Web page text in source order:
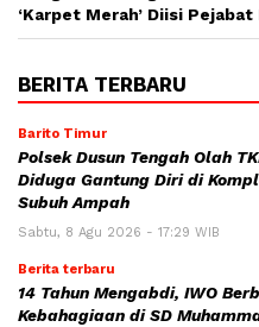
‘Karpet Merah’ Diisi Pejabat
BERITA TERBARU
Barito Timur
Polsek Dusun Tengah Olah
Diduga Gantung Diri di
Subuh Ampah
Sabtu, 8 Agu 2026 - 17:29 WIB
Berita terbaru
14 Tahun Mengabdi, IWO
Kebahagiaan di SD